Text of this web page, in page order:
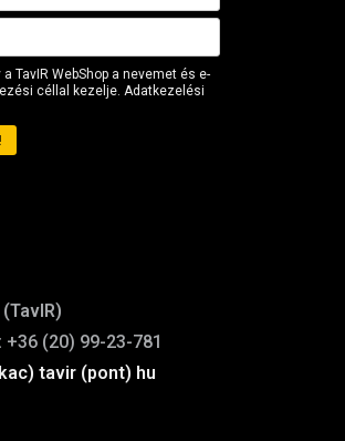
TavIR WebShop a nevemet és e-
céllal kezelje. Adatkezelési
+36 (20) 99-23-781
tavir (pont) hu